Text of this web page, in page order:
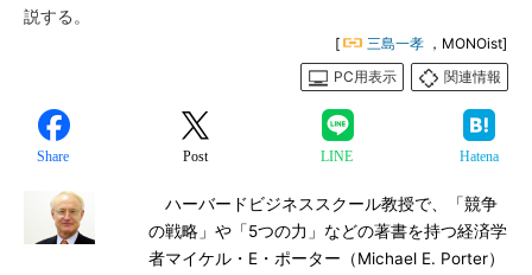
説する。
[ 三島一孝 ，MONOist]
PC用表示
関連情報
Share Post LINE Hatena
ハーバードビジネススクール教授で、「競争
の戦略」や「5つの力」などの著書を持つ経済学
者マイケル・E・ポーター（Michael E. Porter）